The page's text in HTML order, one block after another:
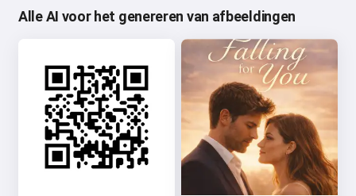
Alle AI voor het genereren van afbeeldingen